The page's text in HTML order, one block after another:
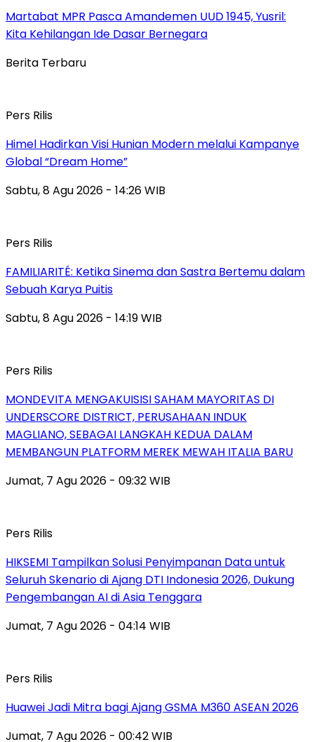
Martabat MPR Pasca Amandemen UUD 1945, Yusril:
Kita Kehilangan Ide Dasar Bernegara
Berita Terbaru
Pers Rilis
Himel Hadirkan Visi Hunian Modern melalui Kampanye
Global “Dream Home”
Sabtu, 8 Agu 2026 - 14:26 WIB
Pers Rilis
FAMILIARITÉ: Ketika Sinema dan Sastra Bertemu dalam
Sebuah Karya Puitis
Sabtu, 8 Agu 2026 - 14:19 WIB
Pers Rilis
MONDEVITA MENGAKUISISI SAHAM MAYORITAS DI
UNDERSCORE DISTRICT, PERUSAHAAN INDUK
MAGLIANO, SEBAGAI LANGKAH KEDUA DALAM
MEMBANGUN PLATFORM MEREK MEWAH ITALIA BARU
Jumat, 7 Agu 2026 - 09:32 WIB
Pers Rilis
HIKSEMI Tampilkan Solusi Penyimpanan Data untuk
Seluruh Skenario di Ajang DTI Indonesia 2026, Dukung
Pengembangan AI di Asia Tenggara
Jumat, 7 Agu 2026 - 04:14 WIB
Pers Rilis
Huawei Jadi Mitra bagi Ajang GSMA M360 ASEAN 2026
Jumat, 7 Agu 2026 - 00:42 WIB